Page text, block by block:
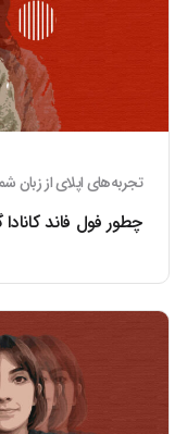
تجربه‌های اپلای از زبان
چطور فول فاند کانادا